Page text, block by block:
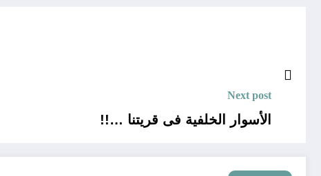
Next post
الأسوار الخلفية فى قريتنا …!!